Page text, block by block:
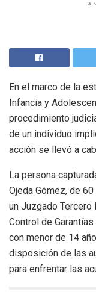
En el marco de la
Infancia y
procedimiento
de un individuo
acción se llevó a
La persona
Ojeda Gómez, de
un Juzgado Tercero
Control de
con menor de 14
disposición de las
para enfrentar las